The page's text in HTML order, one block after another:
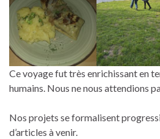
Ce voyage fut très enrichissant en
humains. Nous ne nous attendions
Nos projets se formalisent
d’articles à venir.